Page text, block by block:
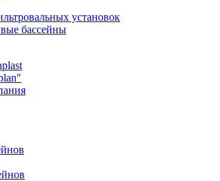
установок
бассейны